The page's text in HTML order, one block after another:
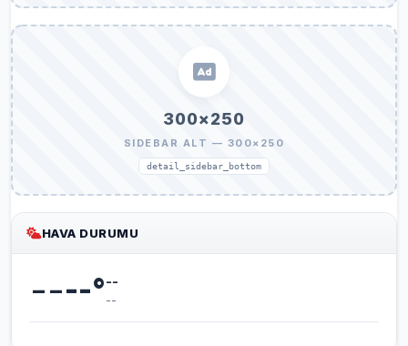
300×250
SIDEBAR ALT — 300×250
detail_sidebar_bottom
HAVA DURUMU
----°--
--